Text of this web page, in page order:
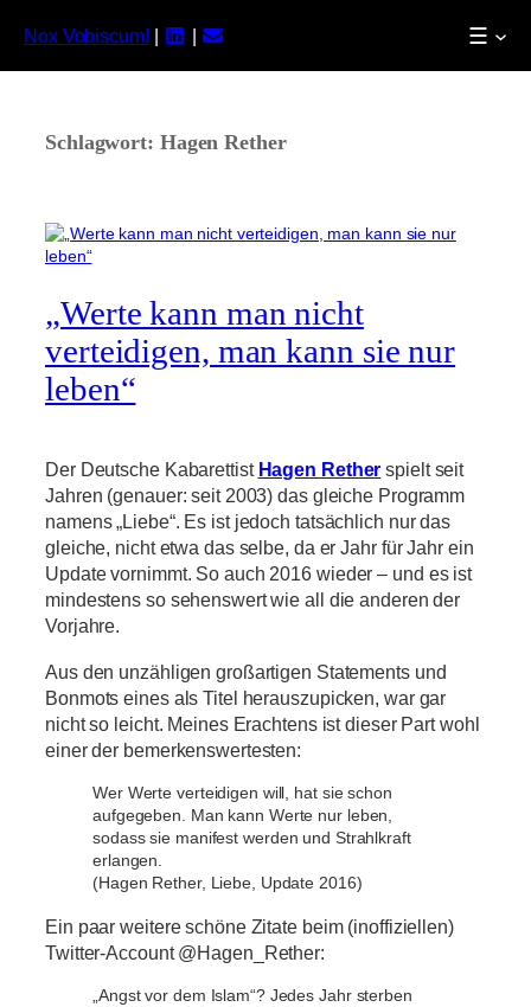
springen
Nox Vobiscum! | | ☰
Schlagwort: Hagen Rether
„Werte kann man nicht
verteidigen, man kann sie nur
leben“
Der Deutsche Kabarettist Hagen Rether spielt seit
Jahren (genauer: seit 2003) das gleiche Programm
namens „Liebe“. Es ist jedoch tatsächlich nur das
gleiche, nicht etwa das selbe, da er Jahr für Jahr ein
Update vornimmt. So auch 2016 wieder – und es ist
mindestens so sehenswert wie all die anderen der
Vorjahre.
Aus den unzähligen großartigen Statements und
Bonmots eines als Titel herauszupicken, war gar
nicht so leicht. Meines Erachtens ist dieser Part wohl
einer der bemerkenswertesten:
Wer Werte verteidigen will, hat sie schon
aufgegeben. Man kann Werte nur leben,
sodass sie manifest werden und Strahlkraft
erlangen.
(Hagen Rether, Liebe, Update 2016)
Ein paar weitere schöne Zitate beim (inoffiziellen)
Twitter-Account @Hagen_Rether:
„Angst vor dem Islam“? Jedes Jahr sterben